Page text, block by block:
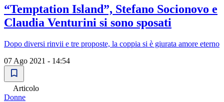
“Temptation Island”, Stefano Socionovo e
Claudia Venturini si sono sposati
Dopo diversi rinvii e tre proposte, la coppia si è giurata amore eterno
07 Ago 2021 - 14:54
Articolo
Donne